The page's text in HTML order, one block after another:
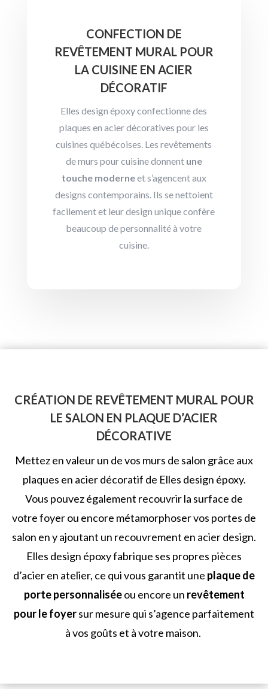
CONFECTION DE
REVÊTEMENT MURAL POUR
LA CUISINE EN ACIER
DÉCORATIF
Elles design époxyconfectionne des
plaques en acier décoratives pour les
cuisines québécoises. Les revêtements
de murs pour cuisine donnent une
touche moderneet s’agencent aux
designs contemporains. Ils se nettoient
facilement et leur design unique confère
beaucoup de personnalité à votre
cuisine.
CRÉATION DE REVÊTEMENT MURAL POUR
LE SALON EN PLAQUE D’ACIER
DÉCORATIVE
Mettez en valeur un de vos murs de salon grâce aux
plaques en acier décoratif de Elles design époxy.
Vous pouvez également recouvrir la surface de
votre foyer ou encore métamorphoser vos portes de
salon en y ajoutant un recouvrement en acier design.
Elles design époxy fabrique ses propres pièces
d’acier en atelier, ce qui vous garantit une plaque de
porte personnaliséeou encore un revêtement
pour le foyersur mesure qui s’agence parfaitement
à vos goûts et à votre maison.